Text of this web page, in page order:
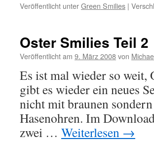
Veröffentlicht unterGreen Smilies |
Oster Smilies Teil 2
Veröffentlicht am 9. März 2008von
Es ist mal wieder so weit,
gibt es wieder ein neues
nicht mit braunen
Hasenohren. Im
zwei … Weiterlesen →